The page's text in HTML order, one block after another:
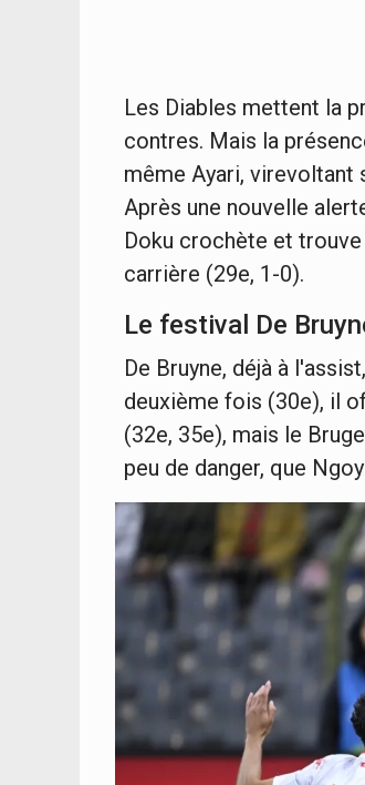
Les Diables mettent la
contres. Mais la
même Ayari, virevoltant
Après une nouvelle
Doku crochète et trouve
carrière (29e, 1-0).
Le festival De
De Bruyne, déjà à
deuxième fois (30e), il
(32e, 35e), mais le
peu de danger, que